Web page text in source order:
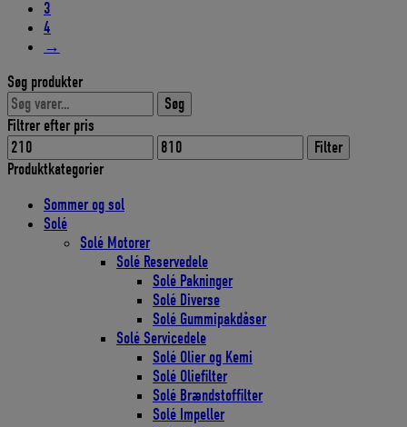
3
4
→
Søg produkter
Søg
efter:
Søg
Filtrer efter pris
Mindste
pris
Højeste
pris
Filter
Produktkategorier
Sommer og sol
Solé
Solé Motorer
Solé Reservedele
Solé Pakninger
Solé Diverse
Solé Gummipakdåser
Solé Servicedele
Solé Olier og Kemi
Solé Oliefilter
Solé Brændstoffilter
Solé Impeller